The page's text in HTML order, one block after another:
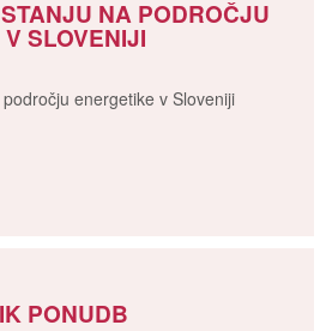
NA PODROČJU
SLOVENIJI
energetike v Sloveniji
PONUDB